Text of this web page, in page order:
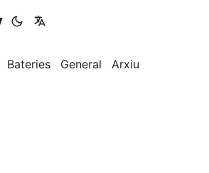
Bateries General Arxiu